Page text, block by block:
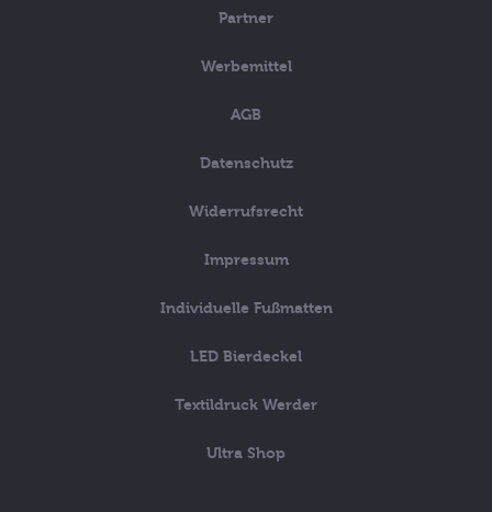
Partner
Werbemittel
AGB
Datenschutz
Widerrufsrecht
Impressum
Individuelle Fußmatten
LED Bierdeckel
Textildruck Werder
Ultra Shop